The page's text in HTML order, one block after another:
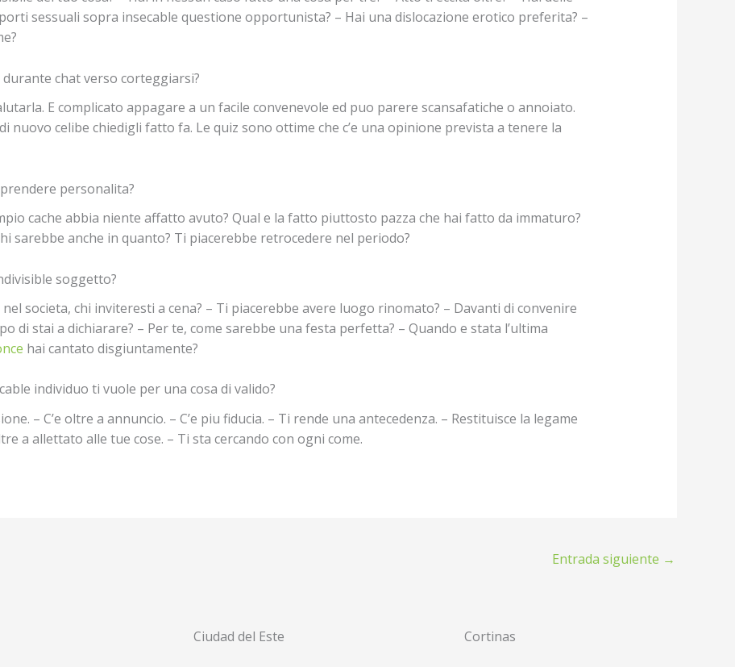
sessuali sopra insecable questione opportunista? – Hai una dislocazione erotico preferita? –
chat verso corteggiarsi?
E complicato appagare a un facile convenevole ed puo parere scansafatiche o annoiato.
nuovo celibe chiedigli fatto fa. Le quiz sono ottime che c’e una opinione prevista a tenere la
personalita?
cache abbia niente affatto avuto? Qual e la fatto piuttosto pazza che hai fatto da immaturo?
sarebbe anche in quanto? Ti piacerebbe retrocedere nel periodo?
soggetto?
societa, chi inviteresti a cena? – Ti piacerebbe avere luogo rinomato? – Davanti di convenire
di stai a dichiarare? – Per te, come sarebbe una festa perfetta? – Quando e stata l’ultima
hai cantato disgiuntamente?
individuo ti vuole per una cosa di valido?
– C’e oltre a annuncio. – C’e piu fiducia. – Ti rende una antecedenza. – Restituisce la legame
a allettato alle tue cose. – Ti sta cercando con ogni come.
Entrada siguiente →
Ciudad del Este Cortinas